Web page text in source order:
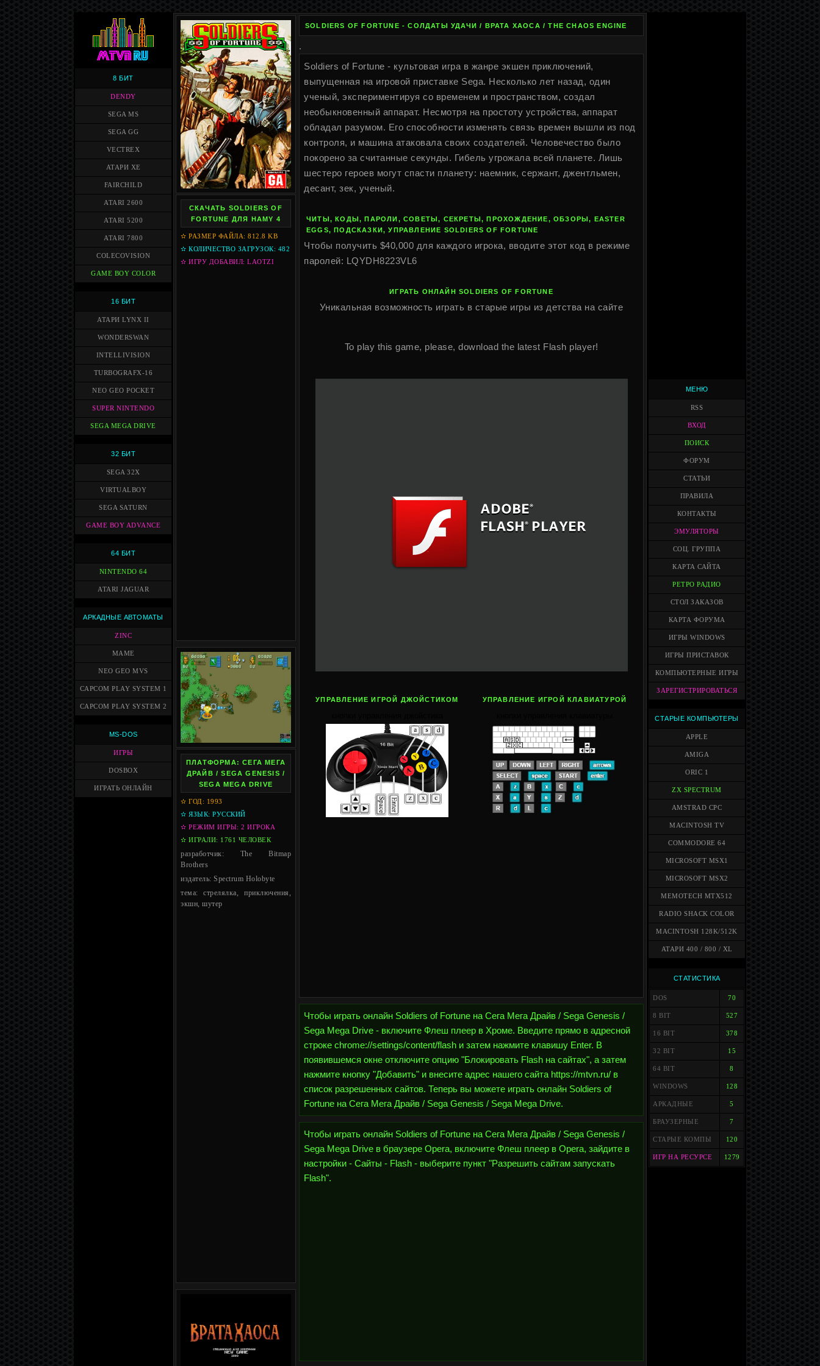
8 БИТ
DENDY
SEGA MS
SEGA GG
VECTREX
АТАРИ XE
FAIRCHILD
ATARI 2600
ATARI 5200
ATARI 7800
COLECOVISION
GAME BOY COLOR
16 БИТ
АТАРИ LYNX II
WONDERSWAN
INTELLIVISION
TURBOGRAFX-16
NEO GEO POCKET
SUPER NINTENDO
SEGA MEGA DRIVE
32 БИТ
SEGA 32X
VIRTUALBOY
SEGA SATURN
GAME BOY ADVANCE
64 БИТ
NINTENDO 64
ATARI JAGUAR
АРКАДНЫЕ АВТОМАТЫ
ZINC
MAME
NEO GEO MVS
CAPCOM PLAY SYSTEM 1
CAPCOM PLAY SYSTEM 2
MS-DOS
ИГРЫ
DOSBOX
ИГРАТЬ ОНЛАЙН
СКАЧАТЬ SOLDIERS OF
FORTUNE ДЛЯ HAMY 4
✫ РАЗМЕР ФАЙЛА: 812.8 KB
✫ КОЛИЧЕСТВО ЗАГРУЗОК: 482
✫ ИГРУ ДОБАВИЛ: LAOTZI
ПЛАТФОРМА: СЕГА МЕГА
ДРАЙВ / SEGA GENESIS /
SEGA MEGA DRIVE
✫ ГОД: 1993
✫ ЯЗЫК: РУССКИЙ
✫ РЕЖИМ ИГРЫ: 2 ИГРОКА
✫ ИГРАЛИ: 1761 ЧЕЛОВЕК
разработчик: The Bitmap
Brothers
издатель: Spectrum Holobyte
тема: стрелялка, приключения,
экшн, шутер
SOLDIERS OF FORTUNE - СОЛДАТЫ УДАЧИ / ВРАТА ХАОСА / THE CHAOS ENGINE
.
Soldiers of Fortune - культовая игра в жанре экшен приключений,
выпущенная на игровой приставке Sega. Несколько лет назад, один
ученый, экспериментируя со временем и пространством, создал
необыкновенный аппарат. Несмотря на простоту устройства, аппарат
обладал разумом. Его способности изменять связь времен вышли из под
контроля, и машина атаковала своих создателей. Человечество было
покорено за считанные секунды. Гибель угрожала всей планете. Лишь
шестеро героев могут спасти планету: наемник, сержант, джентльмен,
десант, зек, ученый.
ЧИТЫ, КОДЫ, ПАРОЛИ, СОВЕТЫ, СЕКРЕТЫ, ПРОХОЖДЕНИЕ, ОБЗОРЫ, EASTER
EGGS, ПОДСКАЗКИ, УПРАВЛЕНИЕ SOLDIERS OF FORTUNE
Чтобы получить $40,000 для каждого игрока, вводите этот код в режиме
паролей: LQYDH8223VL6
ИГРАТЬ ОНЛАЙН SOLDIERS OF FORTUNE
Уникальная возможность играть в старые игры из детства на сайте
To play this game, please, download the latest Flash player!
УПРАВЛЕНИЕ ИГРОЙ ДЖОЙСТИКОМ УПРАВЛЕНИЕ ИГРОЙ КЛАВИАТУРОЙ
Чтобы играть онлайн Soldiers of Fortune на Сега Мега Драйв / Sega Genesis /
Sega Mega Drive - включите Флеш плеер в Хроме. Введите прямо в адресной
строке chrome://settings/content/flash и затем нажмите клавишу Enter. В
появившемся окне отключите опцию "Блокировать Flash на сайтах", а затем
нажмите кнопку "Добавить" и внесите адрес нашего сайта https://mtvn.ru/ в
список разрешенных сайтов. Теперь вы можете играть онлайн Soldiers of
Fortune на Сега Мега Драйв / Sega Genesis / Sega Mega Drive.
Чтобы играть онлайн Soldiers of Fortune на Сега Мега Драйв / Sega Genesis /
Sega Mega Drive в браузере Opera, включите Флеш плеер в Opera, зайдите в
настройки - Сайты - Flash - выберите пункт "Разрешить сайтам запускать
Flash".
МЕНЮ
RSS
ВХОД
ПОИСК
ФОРУМ
СТАТЬИ
ПРАВИЛА
КОНТАКТЫ
ЭМУЛЯТОРЫ
СОЦ. ГРУППА
КАРТА САЙТА
РЕТРО РАДИО
СТОЛ ЗАКАЗОВ
КАРТА ФОРУМА
ИГРЫ WINDOWS
ИГРЫ ПРИСТАВОК
КОМПЬЮТЕРНЫЕ ИГРЫ
ЗАРЕГИСТРИРОВАТЬСЯ
СТАРЫЕ КОМПЬЮТЕРЫ
APPLE
AMIGA
ORIC 1
ZX SPECTRUM
AMSTRAD CPC
MACINTOSH TV
COMMODORE 64
MICROSOFT MSX1
MICROSOFT MSX2
MEMOTECH MTX512
RADIO SHACK COLOR
MACINTOSH 128K/512K
АТАРИ 400 / 800 / XL
СТАТИСТИКА
DOS 70
8 BIT 527
16 BIT 378
32 BIT 15
64 BIT 8
WINDOWS 128
АРКАДНЫЕ 5
БРАУЗЕРНЫЕ 7
СТАРЫЕ КОМПЫ 120
ИГР НА РЕСУРСЕ 1279